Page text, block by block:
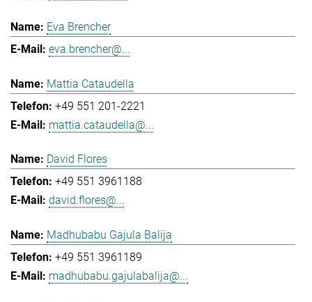
Eva Brencher
eva.brencher@...
Mattia Cataudella
+49 551 201-2221
mattia.cataudella@...
David Flores
+49 551 3961188
david.flores@...
Madhubabu Gajula Balija
+49 551 3961189
madhubabu.gajulabalija@...